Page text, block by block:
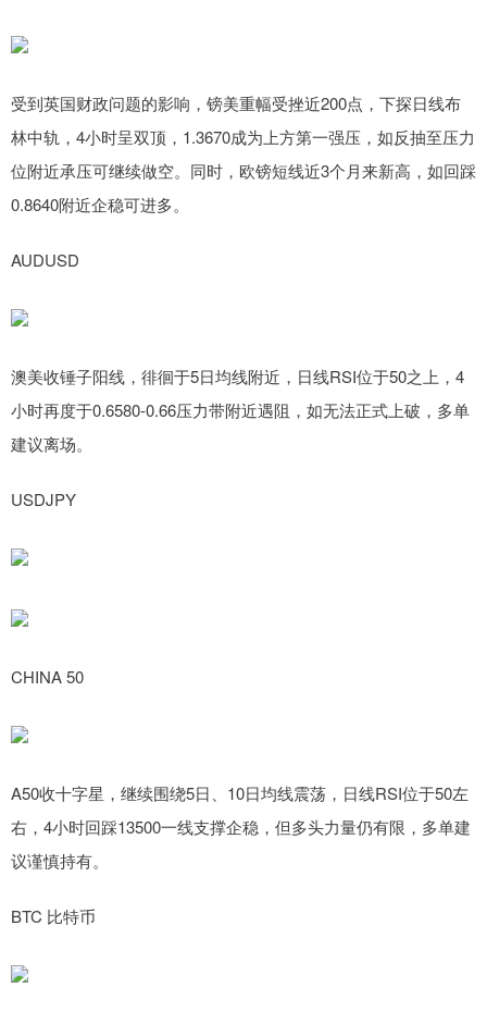
受到英国财政问题的影响，镑美重幅受挫近200点，下探日线布
林中轨，4小时呈双顶，1.3670成为上方第一强压，如反抽至压力
位附近承压可继续做空。同时，欧镑短线近3个月来新高，如回踩
0.8640附近企稳可进多。
AUDUSD
澳美收锤子阳线，徘徊于5日均线附近，日线RSI位于50之上，4
小时再度于0.6580-0.66压力带附近遇阻，如无法正式上破，多单
建议离场。
USDJPY
CHINA 50
A50收十字星，继续围绕5日、10日均线震荡，日线RSI位于50左
右，4小时回踩13500一线支撑企稳，但多头力量仍有限，多单建
议谨慎持有。
BTC 比特币